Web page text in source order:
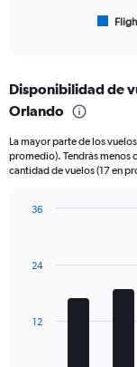
categories.
Range:
categories.
The
chart
displaying
and
Disponibilidad de
Orlando
La mayor parte de los
promedio). Tendrás menos
cantidad de vuelos (17 en
The
12
24
36